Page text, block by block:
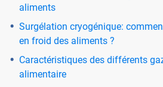
aliments
Surgélation cryogénique:
en froid des aliments ?
Caractéristiques des différents
alimentaire